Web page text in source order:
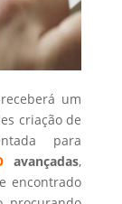
um
criação de
para
avançadas,
encontrado